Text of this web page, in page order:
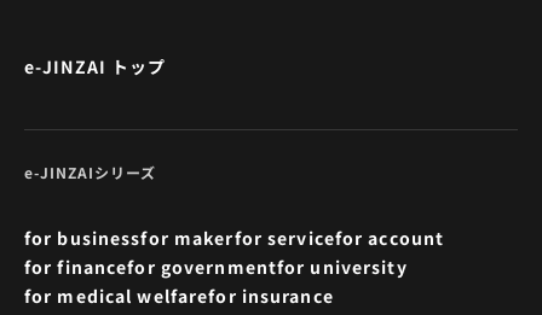
e-JINZAI トップ
e-JINZAIシリーズ
for businessfor makerfor servicefor account
for financefor governmentfor university
for medical welfarefor insurance